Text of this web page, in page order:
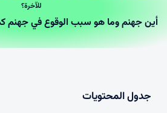
للآخرة؟
أين جهنم وما هو سبب الوقوع في جهنم
جدول المحتويات